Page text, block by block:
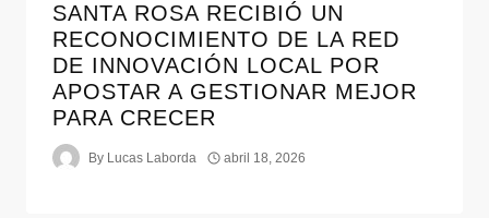
SANTA ROSA RECIBIÓ UN
RECONOCIMIENTO DE LA RED
DE INNOVACIÓN LOCAL POR
APOSTAR A GESTIONAR MEJOR
PARA CRECER
By Lucas Laborda abril 18, 2026